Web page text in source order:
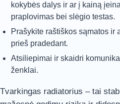
kokybės dalys ir ar į kainą
praplovimas bei slėgio testas.
Prašykite raštiškos sąmatos ir
prieš pradedant.
Atsiliepimai ir skaidri
ženklai.
Tvarkingas radiatorius – tai